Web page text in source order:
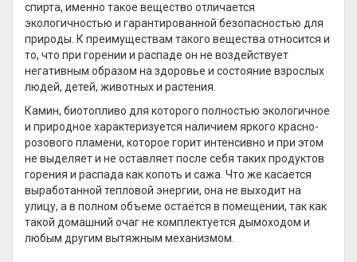
спирта, именно такое вещество отличается
экологичностью и гарантированной безопасностью для
природы. К преимуществам такого вещества относится и
то, что при горении и распаде он не воздействует
негативным образом на здоровье и состояние взрослых
людей, детей, животных и растения.
Камин, биотопливо для которого полностью экологичное
и природное характеризуется наличием яркого красно-
розового пламени, которое горит интенсивно и при этом
не выделяет и не оставляет после себя таких продуктов
горения и распада как копоть и сажа. Что же касается
выработанной тепловой энергии, она не выходит на
улицу, а в полном объеме остаётся в помещении, так как
такой домашний очаг не комплектуется дымоходом и
любым другим вытяжным механизмом.